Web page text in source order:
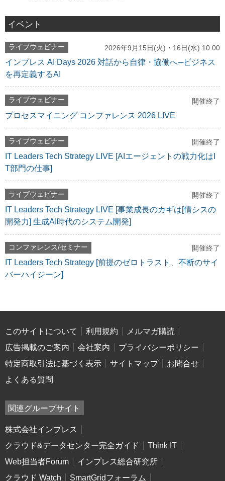
イベント
ライブウェビナー 2026年9月15日(火)・16日(水) 10:00
インプレス AI Days 2026 対話から自律・協働へ─ビジネス
を再定義するAI
ライブウェビナー 開催終了
プロセスマイニング コンファレンス 2026 LIVE
ライブウェビナー 開催終了
IT Leaders Tech Strategy LIVE [AIエージェントの戦力化はI
T部門の仕事]
ライブウェビナー 開催終了
IT Leaders Tech Strategy LIVE [事業成長のカギは[情シスの
開発力] 生成AI時代のシステム開発]
コンファレンス/セミナー 開催終了
IT Leaders Tech Strategy [前提のゼロトラスト、不断のサイ
バーハイジーン]
このサイトについて 利用規約
メルマガ購読
広告掲載のご案内
会社案内
プライバシーポリシー
特定商取引法に基づく表示
サイトマップ
お問合せ
よくある質問
関連グループサイト
株式会社インプレス
クラウド&データセンター完全ガイド
Think IT
Web担当者Forum
インプレス総合研究所
クラウド Watch
SmartGridフォーラム